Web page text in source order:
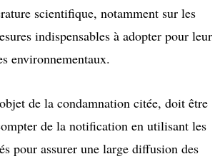
scientifique, notamment sur les
indispensables à adopter pour leur
environnementaux.
de la condamnation citée, doit être
de la notification en utilisant les
pour assurer une large diffusion des